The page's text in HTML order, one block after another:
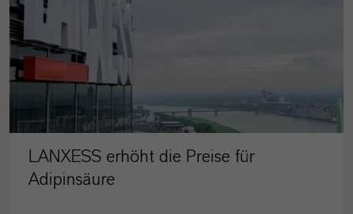
LANXESS erhöht die Preise für
Adipinsäure